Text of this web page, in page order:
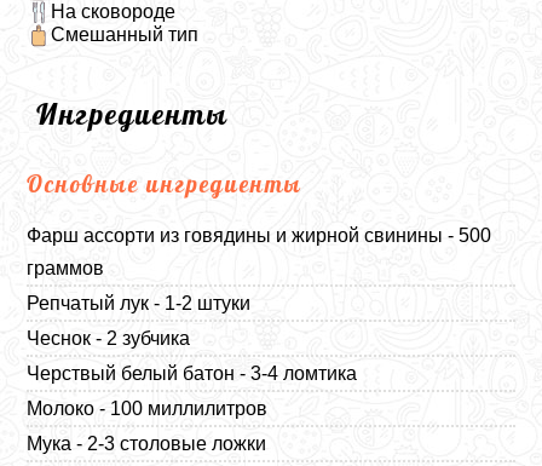
На сковороде
Смешанный тип
Ингредиенты
Основные ингредиенты
Фарш ассорти из говядины и жирной свинины - 500
граммов
Репчатый лук - 1-2 штуки
Чеснок - 2 зубчика
Черствый белый батон - 3-4 ломтика
Молоко - 100 миллилитров
Мука - 2-3 столовые ложки